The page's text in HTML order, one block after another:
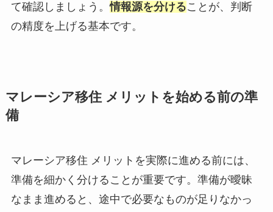
て確認しましょう。情報源を分けることが、判断
の精度を上げる基本です。
マレーシア移住 メリットを始める前の準
備
マレーシア移住 メリットを実際に進める前には、
準備を細かく分けることが重要です。準備が曖昧
なまま進めると、途中で必要なものが足りなかっ